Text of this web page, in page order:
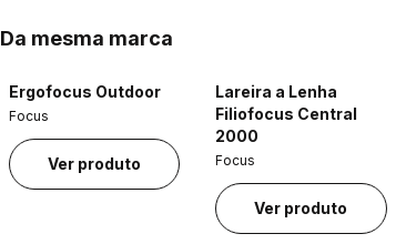
Da mesma marca
Ergofocus Outdoor
Focus
Ver produto
Lareira a Lenha
Filiofocus Central
2000
Focus
Ver produto